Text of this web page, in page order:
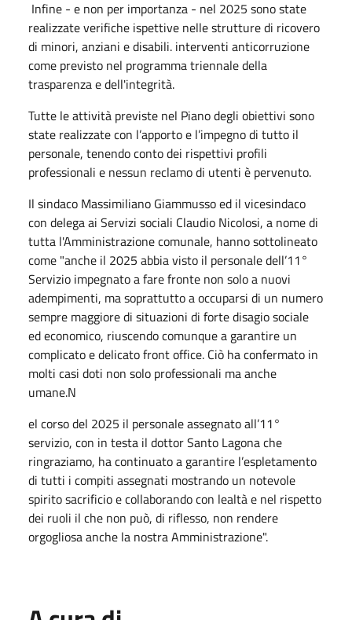
Infine - e non per importanza - nel 2025 sono state
realizzate verifiche ispettive nelle strutture di ricovero
di minori, anziani e disabili. interventi anticorruzione
come previsto nel programma triennale della
trasparenza e dell'integrità.
Tutte le attività previste nel Piano degli obiettivi sono
state realizzate con l’apporto e l’impegno di tutto il
personale, tenendo conto dei rispettivi profili
professionali e nessun reclamo di utenti è pervenuto.
Il sindaco Massimiliano Giammusso ed il vicesindaco
con delega ai Servizi sociali Claudio Nicolosi, a nome di
tutta l'Amministrazione comunale, hanno sottolineato
come "anche il 2025 abbia visto il personale dell’11°
Servizio impegnato a fare fronte non solo a nuovi
adempimenti, ma soprattutto a occuparsi di un numero
sempre maggiore di situazioni di forte disagio sociale
ed economico, riuscendo comunque a garantire un
complicato e delicato front office. Ciò ha confermato in
molti casi doti non solo professionali ma anche
umane.N
el corso del 2025 il personale assegnato all’11°
servizio, con in testa il dottor Santo Lagona che
ringraziamo, ha continuato a garantire l’espletamento
di tutti i compiti assegnati mostrando un notevole
spirito sacrificio e collaborando con lealtà e nel rispetto
dei ruoli il che non può, di riflesso, non rendere
orgogliosa anche la nostra Amministrazione".